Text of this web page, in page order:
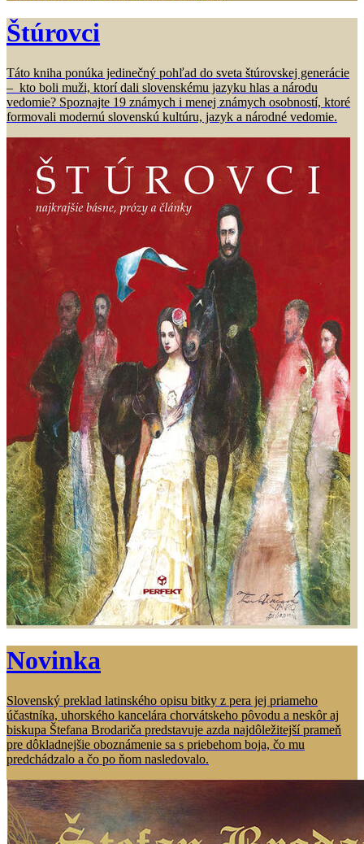
Štúrovci
Táto kniha ponúka jedinečný pohľad do sveta štúrovskej generácie
– kto boli muži, ktorí dali slovenskému jazyku hlas a národu
vedomie? Spoznajte 19 známych i menej známych osobností, ktoré
formovali modernú slovenskú kultúru, jazyk a národné vedomie.
Novinka
Slovenský preklad latinského opisu bitky z pera jej priameho
účastníka, uhorského kancelára chorvátskeho pôvodu a neskôr aj
biskupa Štefana Brodariča predstavuje azda najdôležitejší prameň
pre dôkladnejšie oboznámenie sa s priebehom boja, čo mu
predchádzalo a čo po ňom nasledovalo.